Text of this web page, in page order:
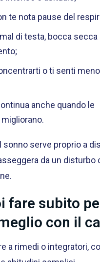
te nota pause del
di testa, bocca
o ti senti
anche quando le
sonno serve proprio a
da un disturbo
fare subito
con il
a rimedi o integratori,